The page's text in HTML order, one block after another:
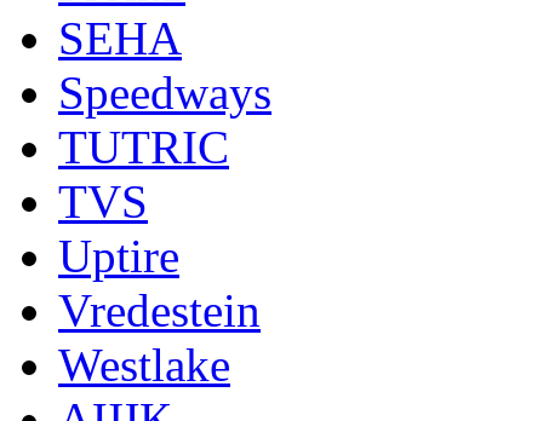
SEHA
Speedways
TUTRIC
TVS
Uptire
Vredestein
Westlake